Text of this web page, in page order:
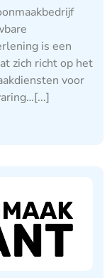
is een
zich richt op het
voor